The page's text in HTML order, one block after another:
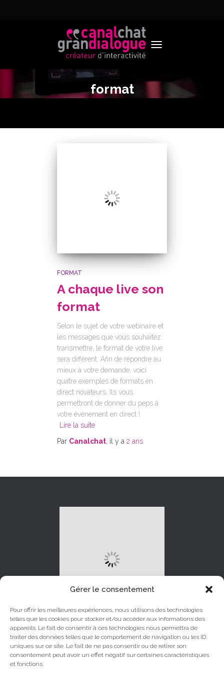
Gérer le consentement
Pour offrir les meilleures expériences, nous utilisons des technologies
telles que les cookies pour stocker et/ou accéder aux informations des
appareils. Le fait de consentir à ces technologies nous permettra de
traiter des données telles que le comportement de navigation ou les ID
uniques sur ce site. Le fait de ne pas consentir ou de retirer son
consentement peut avoir un effet négatif sur certaines caractéristiques
et fonctions.
format
FORMAT
A chaque live son
format
Selon le sujet de votre webinaire et
les messages que vous souhaitez
transmettre, le format de votre live
sera différent. Afin de répondre au
mieux à votre demande, voici
quatre exemples de formats en
direct novateurs. Ils vous
permettront de donner du peps à
votre événement en direct !
Lire la suite
Par Canalchat, il y a 2 ans
LINKEDIN INSTAGRAM